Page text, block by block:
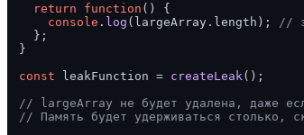
return
function ( ) {
console . log (largeArray. length );
//
  };
}
const leakFunction = createLeak ();
// largeArray не будет удалена, даже
// Память будет удерживаться столько,